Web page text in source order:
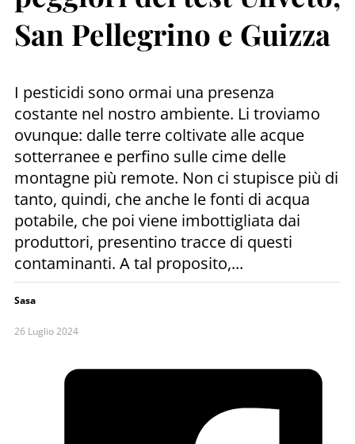
San Pellegrino e Guizza
I pesticidi sono ormai una presenza
costante nel nostro ambiente. Li troviamo
ovunque: dalle terre coltivate alle acque
sotterranee e perfino sulle cime delle
montagne più remote. Non ci stupisce più di
tanto, quindi, che anche le fonti di acqua
potabile, che poi viene imbottigliata dai
produttori, presentino tracce di questi
contaminanti. A tal proposito,...
Sasa
26 Luglio 2024